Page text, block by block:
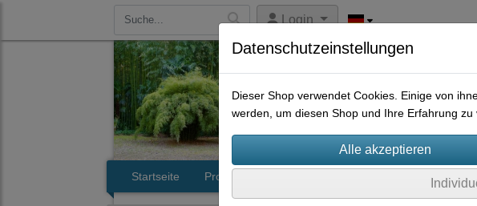
Login
Startseite Produkte
Datenschutzeinstellungen
Dieser Shop verwendet Cookies. Einige von
werden, um diesen Shop und Ihre Erfahrung zu